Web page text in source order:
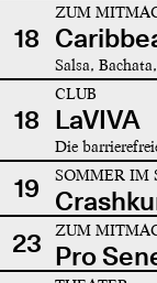
18
ZUM
Salsa,
18
CLUB
LaVIVA
Die
19 SOMMER IM
23
ZUM
Pro